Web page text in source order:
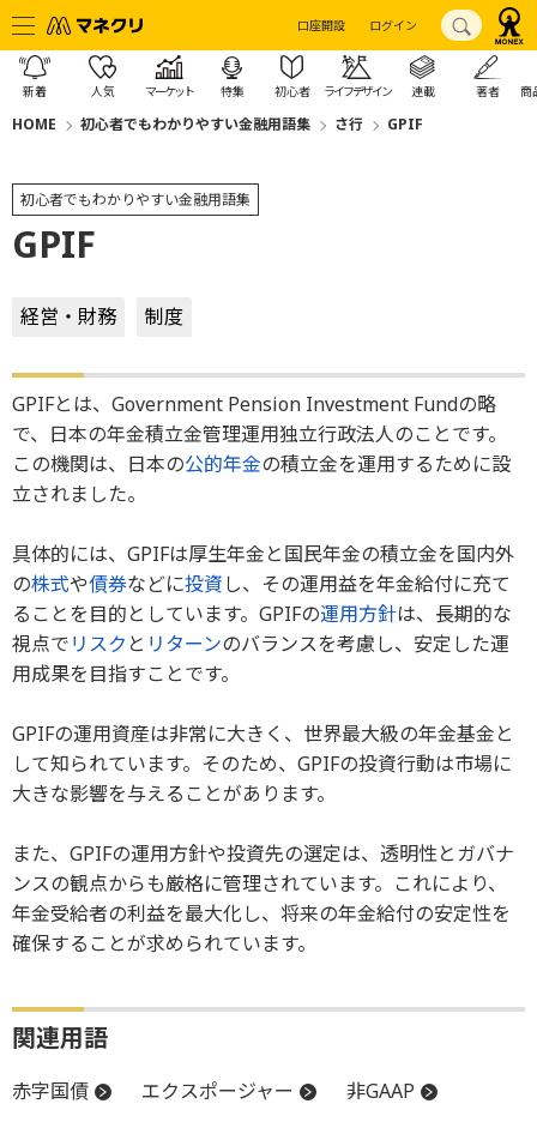
口座開設 ログイン
新着 人気 マーケット 特集 初心者 ライフデザイン 連載 著者 商
HOME 初心者でもわかりやすい金融用語集 さ行 GPIF
初心者でもわかりやすい金融用語集
GPIF
経営・財務 制度
GPIFとは、Government Pension Investment Fundの略
で、日本の年金積立金管理運用独立行政法人のことです。
この機関は、日本の公的年金の積立金を運用するために設
立されました。
具体的には、GPIFは厚生年金と国民年金の積立金を国内外
の株式や債券などに投資し、その運用益を年金給付に充て
ることを目的としています。GPIFの運用方針は、長期的な
視点でリスク と リターンのバランスを考慮し、安定した運
用成果を目指すことです。
GPIFの運用資産は非常に大きく、世界最大級の年金基金と
して知られています。そのため、GPIFの投資行動は市場に
大きな影響を与えることがあります。
また、GPIFの運用方針や投資先の選定は、透明性とガバナ
ンスの観点からも厳格に管理されています。これにより、
年金受給者の利益を最大化し、将来の年金給付の安定性を
確保することが求められています。
関連用語
赤字国債 エクスポージャー 非GAAP